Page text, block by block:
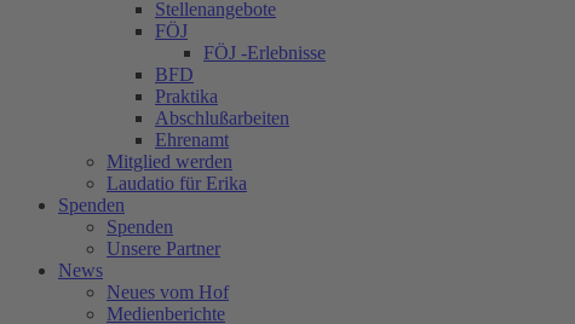
Stellenangebote
FÖJ
FÖJ -Erlebnisse
BFD
Praktika
Abschlußarbeiten
Ehrenamt
Mitglied werden
Laudatio für Erika
Spenden
Spenden
Unsere Partner
News
Neues vom Hof
Medienberichte